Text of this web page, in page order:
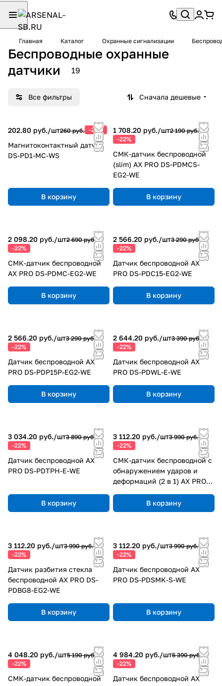
Главная Каталог Охранные сигнализации
Беспроводные охранные
датчики
19
Все фильтры Сначала дешевые
202.80 руб./шт260 руб. -22%
Магнитоконтактный датчик
DS-PD1-MC-WS
В корзину
1 708.20 руб./шт2 190 руб.
-22%
СМК-датчик беспроводной
(slim) AX PRO DS-PDMCS-
EG2-WE
В корзину
2 098.20 руб./шт2 690 руб.
-22%
СМК-датчик беспроводной
AX PRO DS-PDMC-EG2-WE
В корзину
2 566.20 руб./шт3 290 руб.
-22%
Датчик беспроводной AX
PRO DS-PDC15-EG2-WE
В корзину
2 566.20 руб./шт3 290 руб.
-22%
Датчик беспроводной AX
PRO DS-PDP15P-EG2-WE
В корзину
2 644.20 руб./шт3 390 руб.
-22%
Датчик беспроводной AX
PRO DS-PDWL-E-WE
В корзину
3 034.20 руб./шт3 890 руб.
-22%
Датчик беспроводной AX
PRO DS-PDTPH-E-WE
В корзину
3 112.20 руб./шт3 990 руб.
-22%
СМК-датчик беспроводной с
обнаружением ударов и
деформаций (2 в 1) AX PRO
В корзину
3 112.20 руб./шт3 990 руб.
-22%
Датчик разбития стекла
беспроводной AX PRO DS-
PDBG8-EG2-WE
В корзину
3 112.20 руб./шт3 990 руб.
-22%
Датчик беспроводной AX
PRO DS-PDSMK-S-WE
В корзину
4 048.20 руб./шт5 190 руб.
-22%
СМК-датчик беспроводной
4 984.20 руб./шт6 390 руб.
-22%
Датчик беспроводной AX